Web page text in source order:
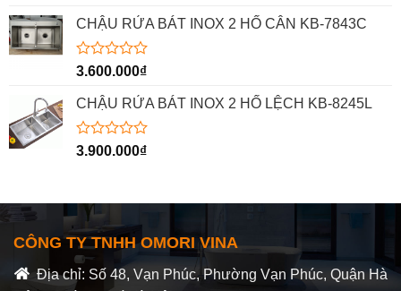
hạng
0
5
CHẬU RỬA BÁT INOX 2 HỐ CÂN KB-7843C
Được
hạng
0
5
3.600.000₫
CHẬU RỬA BÁT INOX 2 HỐ LỆCH KB-8245L
Được
5
sao
3.900.000₫
CÔNG TY TNHH OMORI VINA
Địa chỉ: Số 48, Vạn Phúc, Phường Vạn Phúc, Quận Hà